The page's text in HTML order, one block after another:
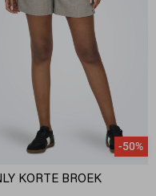
-50%
KORTE BROEK